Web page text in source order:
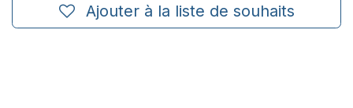
Ajouter à la liste de souhaits